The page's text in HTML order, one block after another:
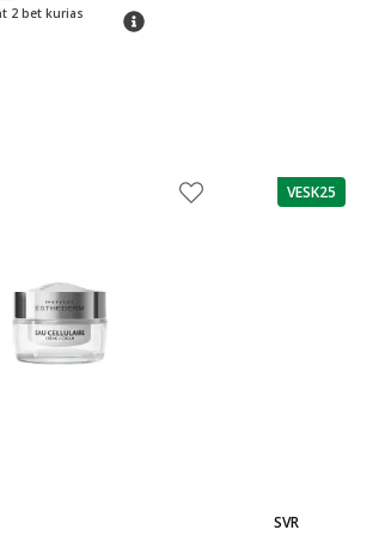
2 bet kurias
patarimas
patarimas
VESK25
SVR